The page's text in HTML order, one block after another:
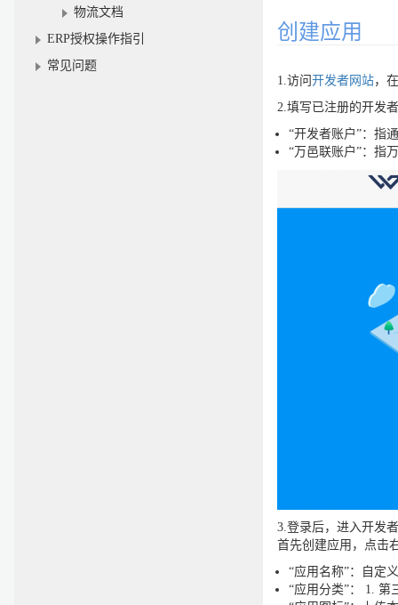
物流文档
ERP授权操作指引
常见问题
创建应用
1.访问 开发者网站，
2.填写已注册的开发
“开发者账户”：指
“万邑联账户”：指
3.登录后，进入开发
首先创建应用，点击
“应用名称”：自定
“应用分类”： 1. 第